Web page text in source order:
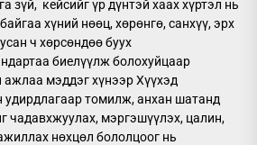
зүй, кейсийг үр дүнтэй хаах хүртэл нь
хүний нөөц, хөрөнгө, санхүү, эрх
ч хөрсөндөө буух
биелүүлж болохуйцаар
мэддэг хүнээр Хүүхэд
томилж, анхан шатанд
чадавхжуулах, мэргэшүүлэх, цалин,
нөхцөл бололцоог нь